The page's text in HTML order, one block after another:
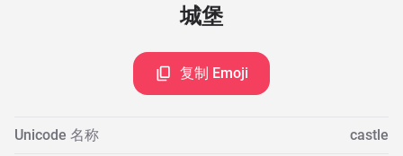
城堡
复制 Emoji
Unicode 名称 castle